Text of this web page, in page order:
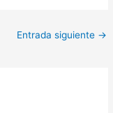
Entrada siguiente →